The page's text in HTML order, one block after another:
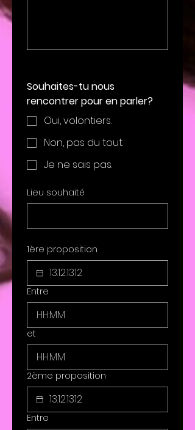
Souhaites-tu nous
rencontrer pour en parler?
Oui, volontiers.
Non, pas du tout.
Je ne sais pas.
Lieu souhaité
1ère proposition
Entre
:
et
:
2ème proposition
Entre